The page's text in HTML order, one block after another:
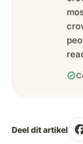
verified
Deel dit artikel